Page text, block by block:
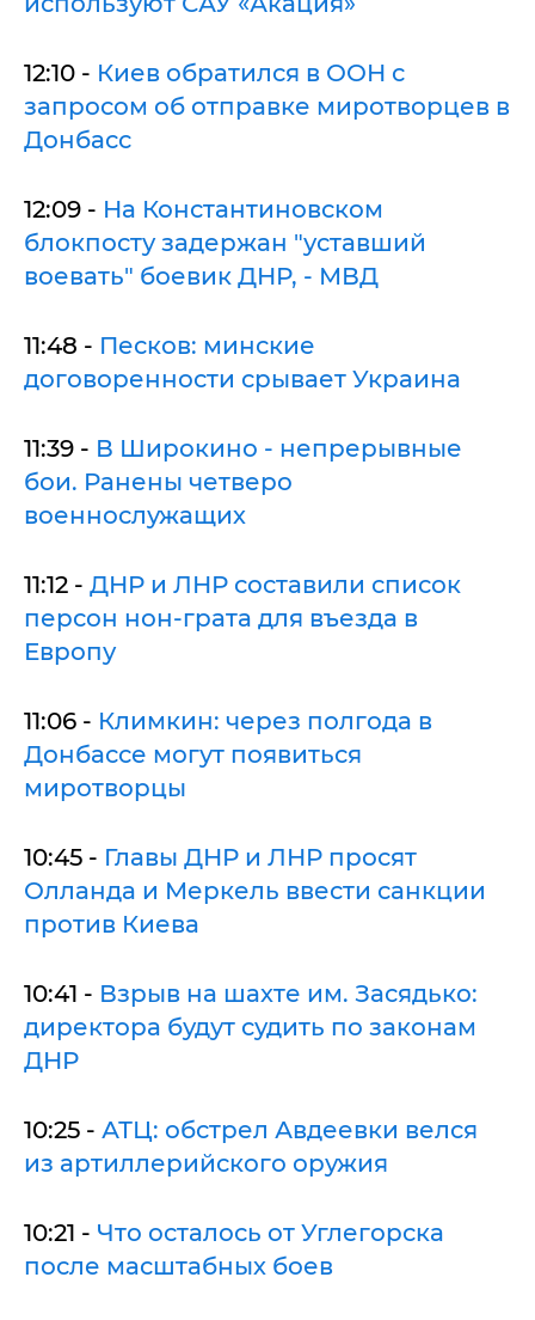
12:10 - Киев обратился в ООН с
запросом об отправке миротворцев в
Донбасс
12:09 - На Константиновском
блокпосту задержан "уставший
воевать" боевик ДНР, - МВД
11:48 - Песков: минские
договоренности срывает Украина
11:39 - В Широкино - непрерывные
бои. Ранены четверо
военнослужащих
11:12 - ДНР и ЛНР составили список
персон нон-грата для въезда в
Европу
11:06 - Климкин: через полгода в
Донбассе могут появиться
миротворцы
10:45 - Главы ДНР и ЛНР просят
Олланда и Меркель ввести санкции
против Киева
10:41 - Взрыв на шахте им. Засядько:
директора будут судить по законам
ДНР
10:25 - АТЦ: обстрел Авдеевки велся
из артиллерийского оружия
10:21 - Что осталось от Углегорска
после масштабных боев